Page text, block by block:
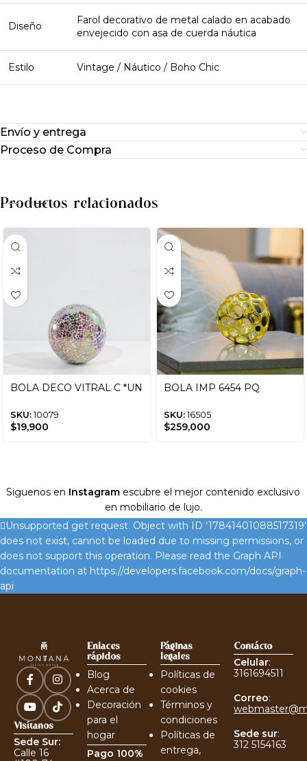
Diseño
Farol decorativo de metal calado en acabado
envejecido con asa de cuerda náutica
Estilo Vintage / Náutico / Boho Chic
Envío y entrega
Proceso de Compra
Productos relacionados
BOLA DECO VITRAL C *UN
SKU: 10079
$19,900
BOLA IMP 6454 PQ
SKU: 16505
$259,000
Siguenos en Instagram escubre el mejor contenido exclusivo
en mobiliario de lujo.
Unsupported get request. Object with ID '17841401088517319'
does not exist, cannot be loaded due to missing permissions, or
does not support this operation. Please read the Graph API
documentation at https://developers.facebook.com/docs/graph-
api
Visítanos
Sede Sur:
Calle 16
Enlaces
rápidos
Blog
Acerca de
Decoración
para el
hogar
Pago 100%
Páginas
legales
Políticas de
cookies
Términos y
condiciones
Políticas de
entrega,
Contácto
Celular:
3161694511
Correo:
Sede sur:
312 5154163